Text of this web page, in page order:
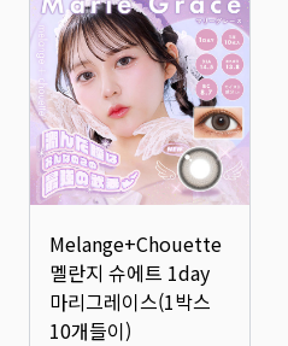
Melange+Chouette
멜란지 슈에트 1day
마리그레이스(1박스
10개들이)